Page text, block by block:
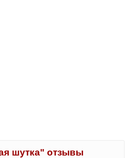
шутка" отзывы